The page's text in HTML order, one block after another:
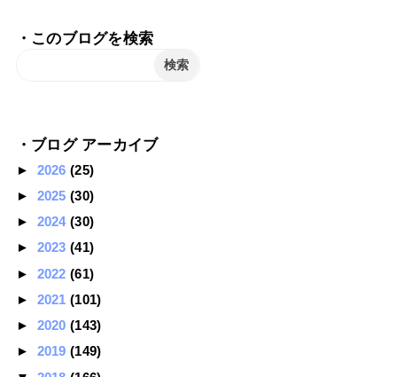
・このブログを検索
・ブログ アーカイブ
► 2026(25)
► 2025(30)
► 2024(30)
► 2023(41)
► 2022(61)
► 2021(101)
► 2020(143)
► 2019(149)